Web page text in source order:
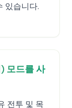
있습니다.
모드를 사
전투 및 목